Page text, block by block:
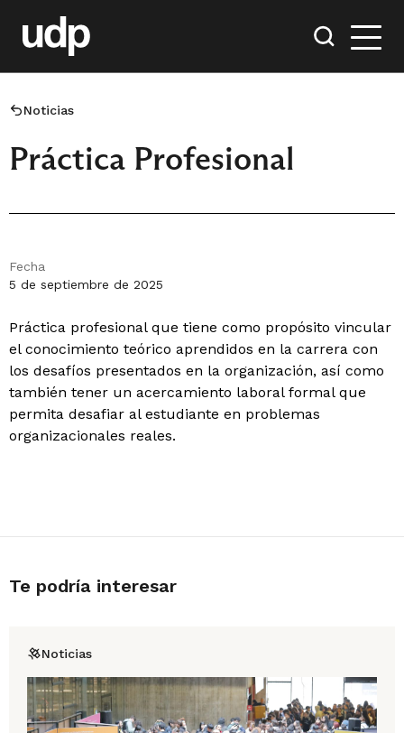
Noticias
Práctica Profesional
Fecha
5 de septiembre de 2025
Práctica profesional que tiene como propósito vincular
el conocimiento teórico aprendidos en la carrera con
los desafíos presentados en la organización, así como
también tener un acercamiento laboral formal que
permita desafiar al estudiante en problemas
organizacionales reales.
Te podría interesar
Noticias